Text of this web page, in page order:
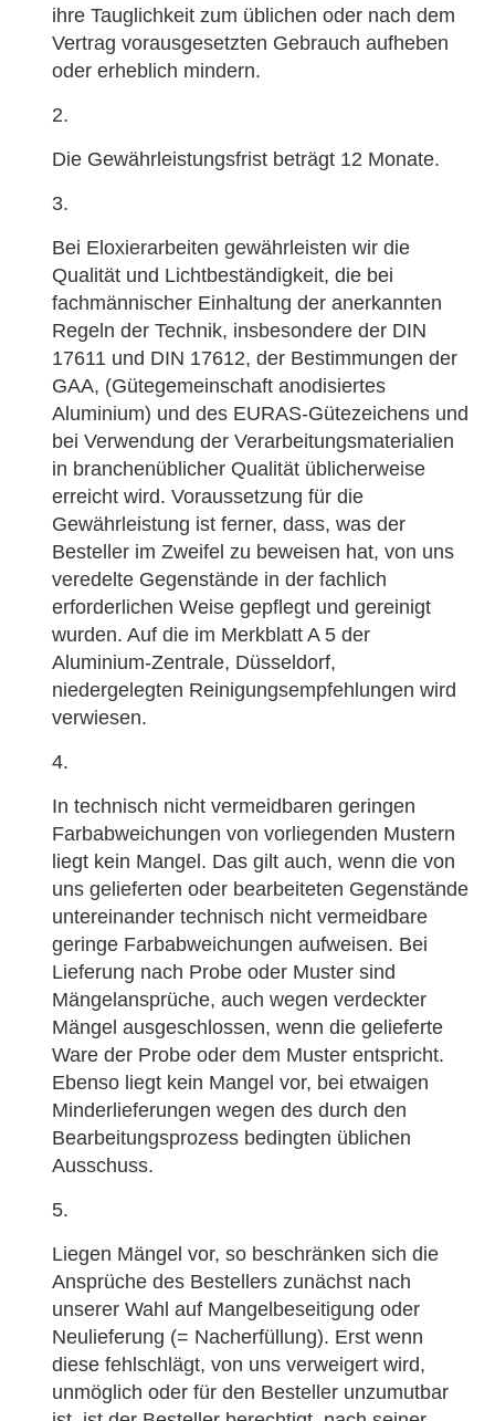
ihre Tauglichkeit zum üblichen oder nach dem
Vertrag vorausgesetzten Gebrauch aufheben
oder erheblich mindern.
Die Gewährleistungsfrist beträgt 12 Monate.
Bei Eloxierarbeiten gewährleisten wir die
Qualität und Lichtbeständigkeit, die bei
fachmännischer Einhaltung der anerkannten
Regeln der Technik, insbesondere der DIN
17611 und DIN 17612, der Bestimmungen der
GAA, (Gütegemeinschaft anodisiertes
Aluminium) und des EURAS-Gütezeichens und
bei Verwendung der Verarbeitungsmaterialien
in branchenüblicher Qualität üblicherweise
erreicht wird. Voraussetzung für die
Gewährleistung ist ferner, dass, was der
Besteller im Zweifel zu beweisen hat, von uns
veredelte Gegenstände in der fachlich
erforderlichen Weise gepflegt und gereinigt
wurden. Auf die im Merkblatt A 5 der
Aluminium-Zentrale, Düsseldorf,
niedergelegten Reinigungsempfehlungen wird
verwiesen.
In technisch nicht vermeidbaren geringen
Farbabweichungen von vorliegenden Mustern
liegt kein Mangel. Das gilt auch, wenn die von
uns gelieferten oder bearbeiteten Gegenstände
untereinander technisch nicht vermeidbare
geringe Farbabweichungen aufweisen. Bei
Lieferung nach Probe oder Muster sind
Mängelansprüche, auch wegen verdeckter
Mängel ausgeschlossen, wenn die gelieferte
Ware der Probe oder dem Muster entspricht.
Ebenso liegt kein Mangel vor, bei etwaigen
Minderlieferungen wegen des durch den
Bearbeitungsprozess bedingten üblichen
Ausschuss.
Liegen Mängel vor, so beschränken sich die
Ansprüche des Bestellers zunächst nach
unserer Wahl auf Mangelbeseitigung oder
Neulieferung (= Nacherfüllung). Erst wenn
diese fehlschlägt, von uns verweigert wird,
unmöglich oder für den Besteller unzumutbar